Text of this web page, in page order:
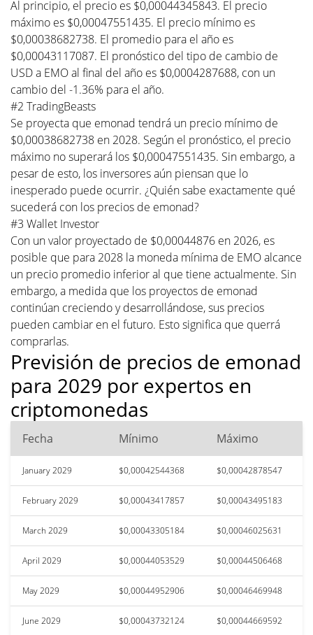
Al principio, el precio es $0,00044345843. El precio
máximo es $0,00047551435. El precio mínimo es
$0,00038682738. El promedio para el año es
$0,00043117087. El pronóstico del tipo de cambio de
USD a EMO al final del año es $0,0004287688, con un
cambio del -1.36% para el año.
#2 TradingBeasts
Se proyecta que emonad tendrá un precio mínimo de
$0,00038682738 en 2028. Según el pronóstico, el precio
máximo no superará los $0,00047551435. Sin embargo, a
pesar de esto, los inversores aún piensan que lo
inesperado puede ocurrir. ¿Quién sabe exactamente qué
sucederá con los precios de emonad?
#3 Wallet Investor
Con un valor proyectado de $0,00044876 en 2026, es
posible que para 2028 la moneda mínima de EMO alcance
un precio promedio inferior al que tiene actualmente. Sin
embargo, a medida que los proyectos de emonad
continúan creciendo y desarrollándose, sus precios
pueden cambiar en el futuro. Esto significa que querrá
comprarlas.
Previsión de precios de emonad
para 2029 por expertos en
criptomonedas
Fecha Mínimo Máximo
January 2029 $0,00042544368 $0,00042878547
February 2029 $0,00043417857 $0,00043495183
March 2029 $0,00043305184 $0,00046025631
April 2029 $0,00044053529 $0,00044506468
May 2029 $0,00044952906 $0,00046469948
June 2029 $0,00043732124 $0,00044669592